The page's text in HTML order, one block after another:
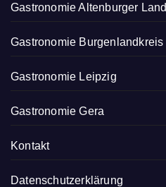
Gastronomie Altenburger Land
Gastronomie Burgenlandkreis
Gastronomie Leipzig
Gastronomie Gera
Kontakt
Datenschutzerklärung